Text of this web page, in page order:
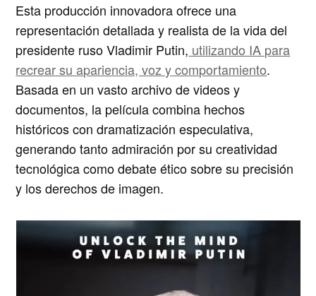
Esta producción innovadora ofrece una
representación detallada y realista de la vida del
presidente rusoVladimir Putin, utilizando IA para
recrear su apariencia, voz y comportamiento.
Basada en un vasto archivo de videos y
documentos, la película combina hechos
históricos con dramatización especulativa,
generando tanto admiración por su creatividad
tecnológica como debate ético sobre su precisión
y los derechos de imagen.